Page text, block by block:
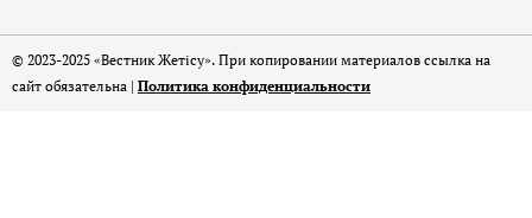
© 2023-2025 «Вестник Жетісу». При копировании материалов ссылка на
сайт обязательна | Политика конфиденциальности